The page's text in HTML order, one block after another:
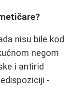
nisu bile kod
negom
i antirid
-